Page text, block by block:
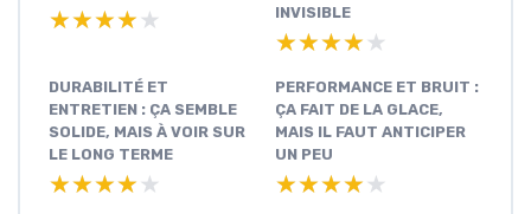
★★★★★
★★★★★
INVISIBLE
★★★★★
★★★★★
DURABILITÉ ET
ENTRETIEN : ÇA SEMBLE
SOLIDE, MAIS À VOIR SUR
LE LONG TERME
★★★★★
★★★★★
PERFORMANCE ET BRUIT :
ÇA FAIT DE LA GLACE,
MAIS IL FAUT ANTICIPER
UN PEU
★★★★★
★★★★★